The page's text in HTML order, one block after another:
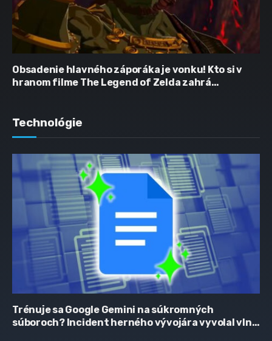
Obsadenie hlavného záporáka je vonku! Kto si v
hranom filme The Legend of Zelda zahrá
Technológie
Trénuje sa Google Gemini na súkromných
súboroch? Incident herného vývojára vyvolal vlnu